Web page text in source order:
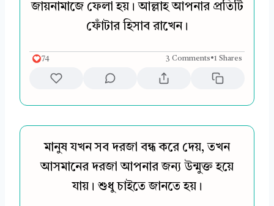
জায়নামাজে ফেলা হয়। আল্লাহ আপনার প্রতিটি
ফোঁটার হিসাব রাখেন।
74 3 Comments•1 Shares
মানুষ যখন সব দরজা বন্ধ করে দেয়, তখন
আসমানের দরজা আপনার জন্য উন্মুক্ত হয়ে
যায়। শুধু চাইতে জানতে হয়।